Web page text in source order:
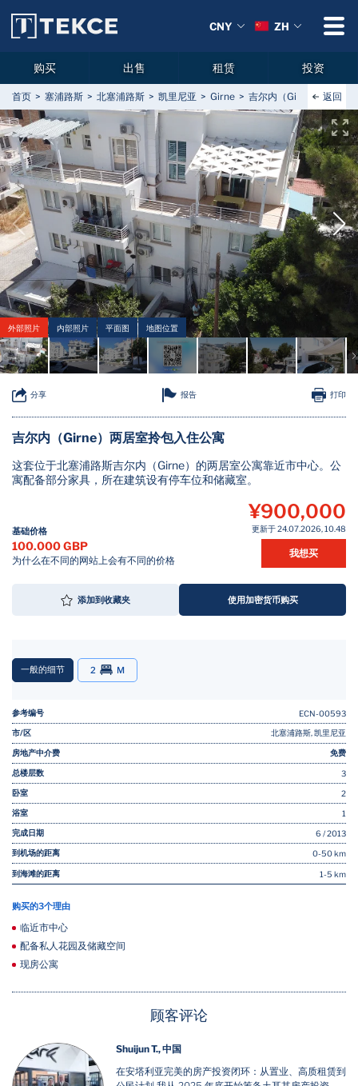
首页 塞浦路斯 北塞浦路斯 凯里尼亚 Girne 吉尔内（Girne）两居室
返回
外部照片 内部照片 平面图 地图位置
分享 报告 打印
吉尔内（Girne）两居室拎包入住公寓
这套位于北塞浦路斯吉尔内（Girne）的两居室公寓靠近市中心。公
寓配备部分家具，所在建筑设有停车位和储藏室。
基础价格
100.000 GBP
为什么在不同的网站上会有不同的价格
¥900,000
更新于 24.07.2026, 10.48
我想买
添加到收藏夹 使用加密货币购买
一般的细节 2 M
参考编号
ECN-00593
市/区
北塞浦路斯, 凯里尼亚
房地产中介费 免费
总楼层数
3
卧室
2
浴室
1
完成日期
6 / 2013
到机场的距离
0-50 km
到海滩的距离 1-5 km
购买的3个理由
临近市中心
配备私人花园及储藏空间
现房公寓
顾客评论
Shuijun T., 中国
在安塔利亚完美的房产投资闭环：从置业、高质租赁到
CNY ZH
购买 出售 租赁 投资